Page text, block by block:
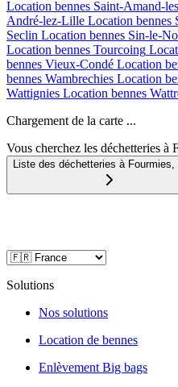
Location bennes Saint-Amand-
André-lez-Lille Location bennes
Seclin Location bennes Sin-le-
Location bennes Tourcoing
bennes Vieux-Condé Location
bennes Wambrechies Location
Wattignies Location bennes
Chargement de la carte ...
Vous cherchez les déchetteries à
Liste des déchetteries à Fourmies,
Solutions
Nos solutions
Location de bennes
Enlèvement Big bags